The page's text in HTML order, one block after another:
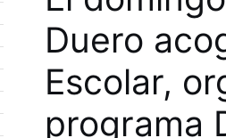
Duero
Escolar,
programa